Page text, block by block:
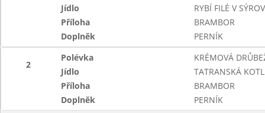
Jídlo
RYBÍ FILÉ V
Příloha
BRAMBOR
Doplněk
PERNÍK
2
Polévka
KRÉMOVÁ
Jídlo
TATRANSKÁ
Příloha
BRAMBOR
Doplněk
PERNÍK